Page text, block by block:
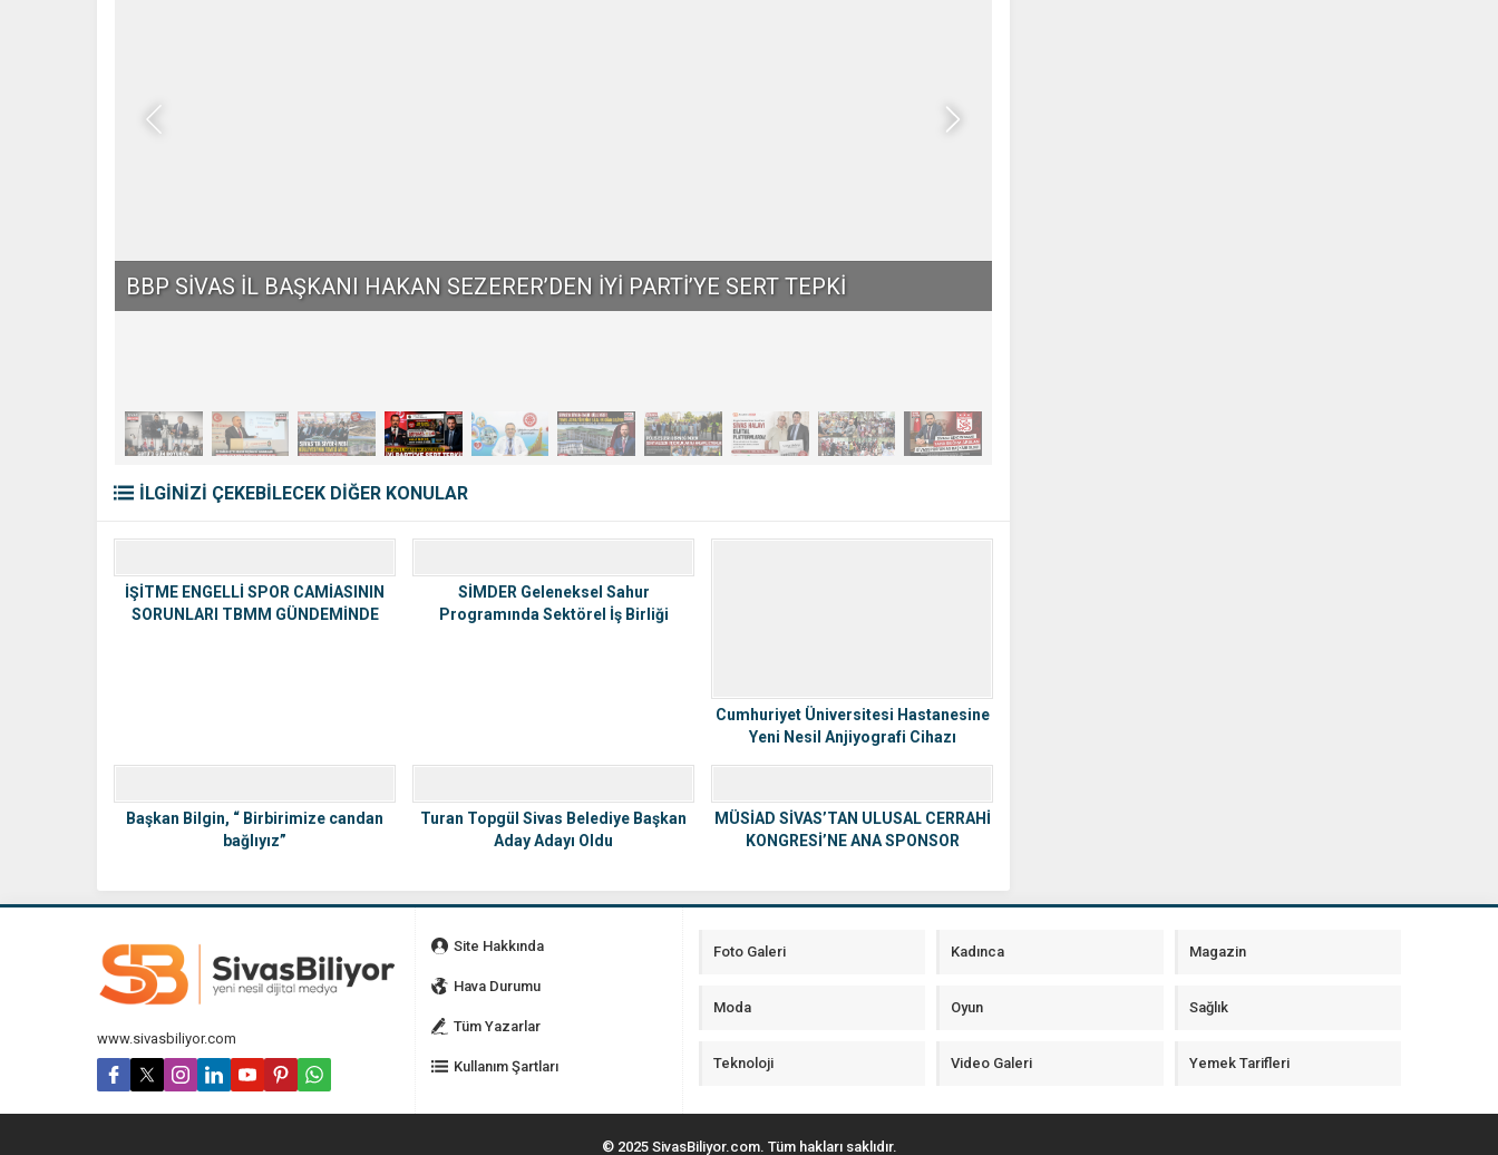
İLGİNİZİ ÇEKEBİLECEK DİĞER KONULAR
İŞİTME ENGELLİ SPOR CAMİASININ
SORUNLARI TBMM GÜNDEMİNDE
SİMDER Geleneksel Sahur
Programında Sektörel İş Birliği
Cumhuriyet Üniversitesi Hastanesine
Yeni Nesil Anjiyografi Cihazı
Başkan Bilgin, “ Birbirimize candan
bağlıyız”
Turan Topgül Sivas Belediye Başkan
Aday Adayı Oldu
MÜSİAD SİVAS’TAN ULUSAL CERRAHİ
KONGRESİ’NE ANA SPONSOR
www.sivasbiliyor.com
Site Hakkında
Hava Durumu
Tüm Yazarlar
Kullanım Şartları
Foto Galeri Kadınca Magazin
Moda Oyun Sağlık
Teknoloji Video Galeri Yemek Tarifleri
© 2025 SivasBiliyor.com. Tüm hakları saklıdır.